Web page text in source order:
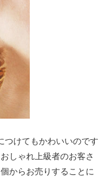
つけてもかわいいのです
しゃれ上級者のお客さ
からお売りすることに